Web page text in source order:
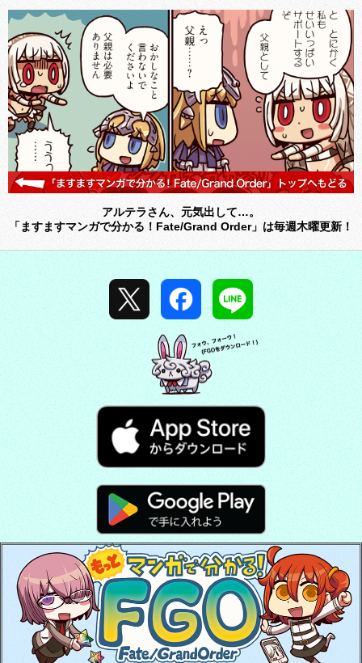
アルテラさん、元気出して…。
「ますますマンガで分かる！Fate/Grand Order」は毎週木曜更新！